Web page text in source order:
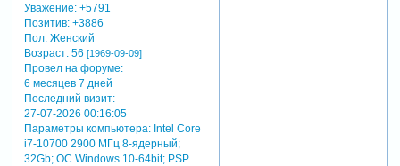
Уважение: +5791
Позитив: +3886
Пол:Женский
Возраст:56 [1969-09-09]
Провел на форуме:
6 месяцев 7 дней
Последний визит:
27-07-2026 00:16:05
Параметры компьютера:Intel Core
i7-10700 2900 МГц 8-ядерный;
32Gb; ОС Windows 10-64bit; PSP